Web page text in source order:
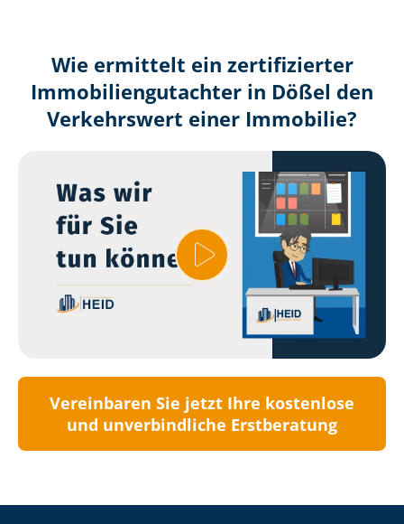
Wie ermittelt ein zertifizierter
Immobilien­gutachter in Dößel den
Verkehrswert einer Immobilie?
Vereinbaren Sie jetzt Ihre kostenlose
und unverbindliche Erstberatung